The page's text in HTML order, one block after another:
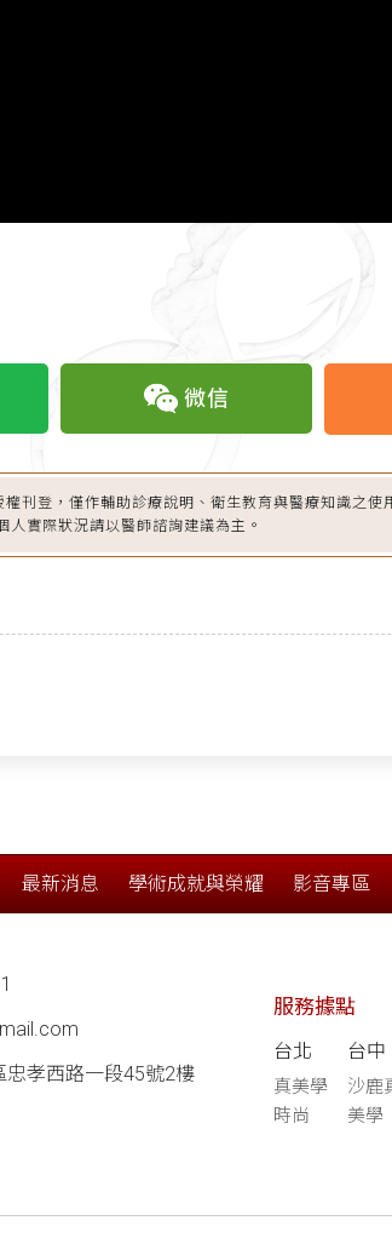
微信
刊登，僅作輔助診療說明、衛生教育與醫療知識之使
實際狀況請以醫師諮詢建議為主。
最新消息 學術成就與榮耀 影音專區
孝西路一段45號2樓
服務據點
台北
真美學
時尚
台中
沙鹿
美學